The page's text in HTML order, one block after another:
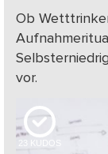
Ob
vor.
23 KUDOS